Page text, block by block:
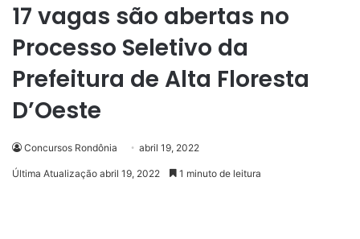
17 vagas são abertas no
Processo Seletivo da
Prefeitura de Alta Floresta
D’Oeste
Concursos Rondônia abril 19, 2022
Última Atualização abril 19, 2022 1 minuto de leitura